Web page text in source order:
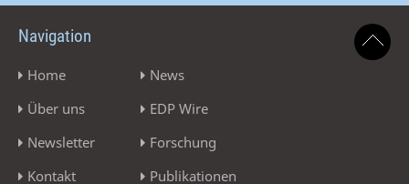
Navigation
Home
Über uns
Newsletter
Kontakt
News
EDP Wire
Forschung
Publikationen